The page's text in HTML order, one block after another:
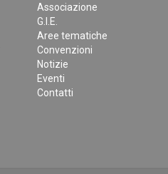
Associazione
G.I.E.
Aree tematiche
Convenzioni
Notizie
Eventi
Contatti